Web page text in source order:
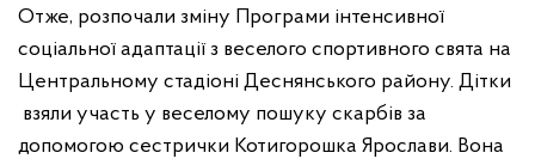
Отже, розпочали зміну Програми інтенсивної
соціальної адаптації з веселого спортивного свята на
Центральному стадіоні Деснянського району. Дітки
взяли участь у веселому пошуку скарбів за
допомогою сестрички Котигорошка Ярослави. Вона